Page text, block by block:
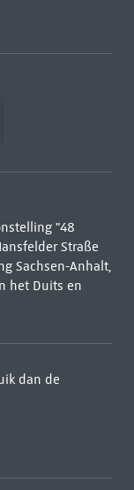
"48
Straße
Sachsen-Anhalt,
het Duits en
dan de